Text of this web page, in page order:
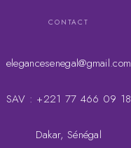
CONTACT
elegancesenegal@gmail.com
SAV : +221 77 466 09 18
Dakar, Sénégal